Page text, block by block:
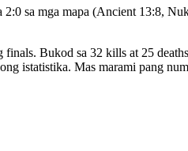
2:0 sa mga mapa (Ancient 13:8,
Bukod sa 32 kills at 25
istatistika. Mas marami pang